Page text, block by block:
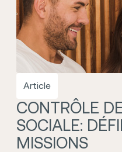
Article
CONTRÔLE
SOCIALE:
MISSIONS